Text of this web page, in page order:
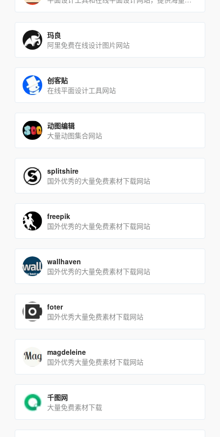
玛良
阿里免费在线设计图片网站
创客贴
在线平面设计工具网站
动图编辑
大量动图集合网站
splitshire
国外优秀的大量免费素材下载网站
freepik
国外优秀的大量免费素材下载网站
wallhaven
国外优秀的大量免费素材下载网站
foter
国外优秀大量免费素材下载网站
magdeleine
国外优秀大量免费素材下载网站
千图网
大量免费素材下载